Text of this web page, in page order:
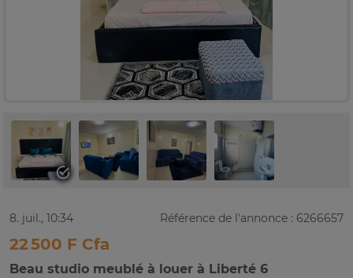
8. juil., 10:34 Référence de l'annonce : 6266657
22 500 F Cfa
Beau studio meublé à louer à Liberté 6